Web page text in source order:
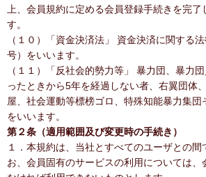
上、会員規約に定める会員登録手続きを完了
す。
（１０）「資金決済法」 資金決済に関する
号）をいいます。
（１１）「反社会的勢力等」 暴力団、暴力
ったときから5年を経過しない者、右翼団体
屋、社会運動等標榜ゴロ、特殊知能暴力集
をいいます。
第２条（適用範囲及び変更時の手続き）
１．本規約は、当社とすべてのユーザとの間
お、会員固有のサービスの利用については